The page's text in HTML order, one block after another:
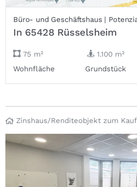
In 65428 Rüsselsheim
75 m²
Wohnfläche
1.100 m²
Grundstück
Zinshaus/Renditeobjekt zum Kauf